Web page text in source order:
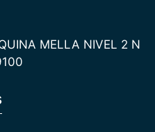
MELLA NIVEL 2 N